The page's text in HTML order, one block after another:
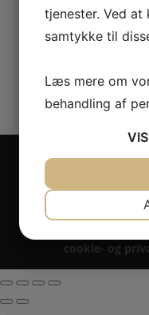
Copyright 2024 -
Miniature ® på
Betaling -
cookie- og
tjenester. Ved at
samtykke til
Læs mere om
behandling af
VIS
MARKETING